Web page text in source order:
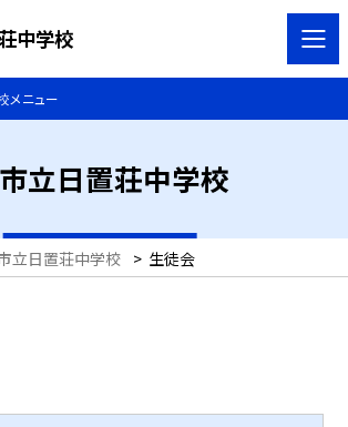
中学校
メニュー
立日置荘中学校
立日置荘中学校 > 生徒会